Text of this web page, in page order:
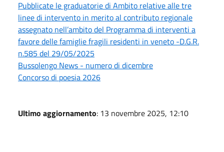
Pubblicate le graduatorie di Ambito relative alle tre
linee di intervento in merito al contributo regionale
assegnato nell’ambito del Programma di interventi a
favore delle famiglie fragili residenti in veneto -D.G.R.
n.585 del 29/05/2025
Bussolengo News - numero di dicembre
Concorso di poesia 2026
Ultimo aggiornamento: 13 novembre 2025, 12:10